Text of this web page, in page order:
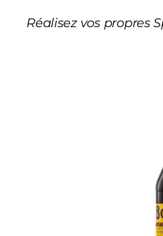
Réalisez vos propres